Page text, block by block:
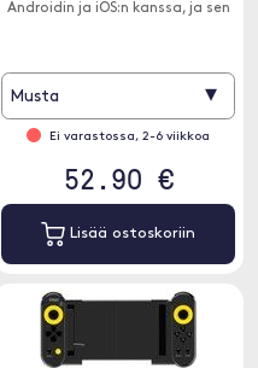
Androidin ja iOS:n kanssa, ja sen
laitteita.
Musta ▾
Ei varastossa, 2-6 viikkoa
52.90 €
Lisää ostoskoriin